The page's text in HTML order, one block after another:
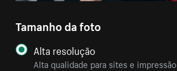
Tamanho da foto
Alta resolução
Alta qualidade para sites e impressão